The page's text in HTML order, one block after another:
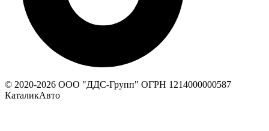
© 2020-2026 ООО "ДДС-Групп" ОГРН 1214000000587
КаталикАвто